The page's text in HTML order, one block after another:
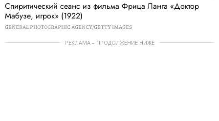
Спиритический сеанс из фильма Фрица Ланга «Доктор
Мабузе, игрок» (1922)
GENERAL PHOTOGRAPHIC AGENCY/GETTY IMAGES
РЕКЛАМА – ПРОДОЛЖЕНИЕ НИЖЕ